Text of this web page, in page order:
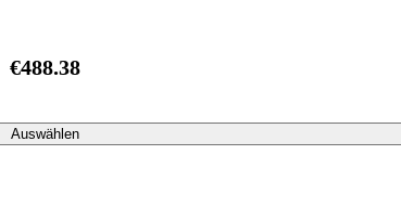
€488.38
Auswählen